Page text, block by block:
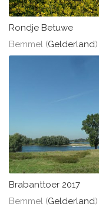
Rondje Betuwe
Bemmel (Gelderland)
Brabanttoer 2017
Bemmel (Gelderland)